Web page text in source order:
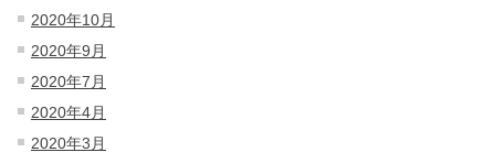
2020年10月
2020年9月
2020年7月
2020年4月
2020年3月